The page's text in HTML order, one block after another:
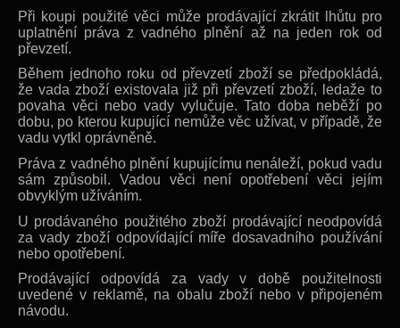
Při koupi použité věci může prodávající zkrátit lhůtu pro
uplatnění práva z vadného plnění až na jeden rok od
převzetí.
Během jednoho roku od převzetí zboží se předpokládá,
že vada zboží existovala již při převzetí zboží, ledaže to
povaha věci nebo vady vylučuje. Tato doba neběží po
dobu, po kterou kupující nemůže věc užívat, v případě, že
vadu vytkl oprávněně.
Práva z vadného plnění kupujícímu nenáleží, pokud vadu
sám způsobil. Vadou věci není opotřebení věci jejím
obvyklým užíváním.
U prodávaného použitého zboží prodávající neodpovídá
za vady zboží odpovídající míře dosavadního používání
nebo opotřebení.
Prodávající odpovídá za vady v době použitelnosti
uvedené v reklamě, na obalu zboží nebo v připojeném
návodu.